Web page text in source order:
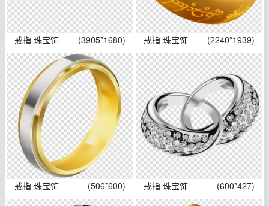
戒指 珠宝饰 (3905*1680) 戒指 珠宝饰 (2240*1939)
戒指 珠宝饰 (506*600) 戒指 珠宝饰 (600*427)